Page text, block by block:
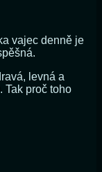
vajec denně je
levná a
Tak proč toho